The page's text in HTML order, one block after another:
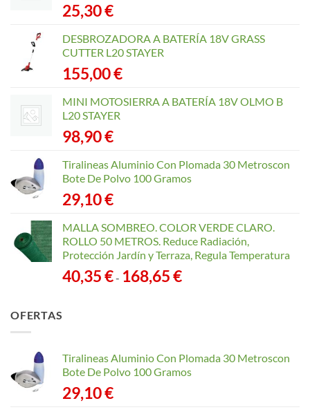
25,30€
DESBROZADORA A BATERÍA 18V GRASS
CUTTER L20 STAYER
155,00€
MINI MOTOSIERRA A BATERÍA 18V OLMO B
L20 STAYER
98,90€
Tiralineas Aluminio Con Plomada 30 Metroscon
Bote De Polvo 100 Gramos
29,10€
MALLA SOMBREO. COLOR VERDE CLARO.
ROLLO 50 METROS. Reduce Radiación,
Protección Jardín y Terraza, Regula Temperatura
40,35€- 168,65€Rango
168,65 €
OFERTAS
Tiralineas Aluminio Con Plomada 30 Metroscon
Bote De Polvo 100 Gramos
29,10€